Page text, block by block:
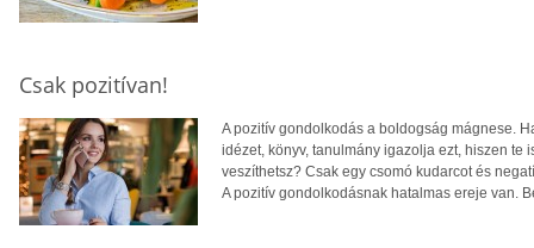
Csak pozitívan!
A pozitív gondolkodás a boldogság mágnese.
idézet, könyv, tanulmány igazolja ezt, hiszen te
veszíthetsz? Csak egy csomó kudarcot és
A pozitív gondolkodásnak hatalmas ereje van.